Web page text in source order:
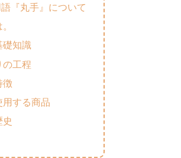
『丸手』について
礎知識
の工程
徴
用する商品
史